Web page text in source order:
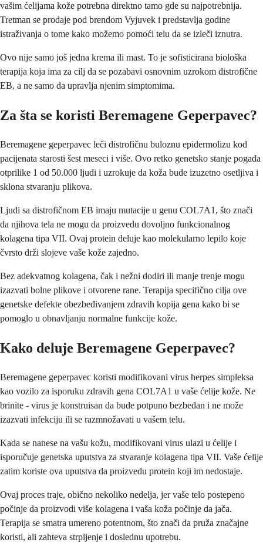
vašim ćelijama kože potrebna direktno tamo gde su najpotrebnija.
Tretman se prodaje pod brendom Vyjuvek i predstavlja godine
istraživanja o tome kako možemo pomoći telu da se izleči iznutra.
Ovo nije samo još jedna krema ili mast. To je sofisticirana biološka
terapija koja ima za cilj da se pozabavi osnovnim uzrokom distrofične
EB, a ne samo da upravlja njenim simptomima.
Za šta se koristi Beremagene Geperpavec?
Beremagene geperpavec leči distrofičnu buloznu epidermolizu kod
pacijenata starosti šest meseci i više. Ovo retko genetsko stanje pogađa
otprilike 1 od 50.000 ljudi i uzrokuje da koža bude izuzetno osetljiva i
sklona stvaranju plikova.
Ljudi sa distrofičnom EB imaju mutacije u genu COL7A1, što znači
da njihova tela ne mogu da proizvedu dovoljno funkcionalnog
kolagena tipa VII. Ovaj protein deluje kao molekularno lepilo koje
čvrsto drži slojeve vaše kože zajedno.
Bez adekvatnog kolagena, čak i nežni dodiri ili manje trenje mogu
izazvati bolne plikove i otvorene rane. Terapija specifično cilja ove
genetske defekte obezbeđivanjem zdravih kopija gena kako bi se
pomoglo u obnavljanju normalne funkcije kože.
Kako deluje Beremagene Geperpavec?
Beremagene geperpavec koristi modifikovani virus herpes simpleksa
kao vozilo za isporuku zdravih gena COL7A1 u vaše ćelije kože. Ne
brinite - virus je konstruisan da bude potpuno bezbedan i ne može
izazvati infekciju ili se razmnožavati u vašem telu.
Kada se nanese na vašu kožu, modifikovani virus ulazi u ćelije i
isporučuje genetska uputstva za stvaranje kolagena tipa VII. Vaše ćelije
zatim koriste ova uputstva da proizvedu protein koji im nedostaje.
Ovaj proces traje, obično nekoliko nedelja, jer vaše telo postepeno
počinje da proizvodi više kolagena i vaša koža počinje da jača.
Terapija se smatra umereno potentnom, što znači da pruža značajne
koristi, ali zahteva strpljenje i doslednu upotrebu.